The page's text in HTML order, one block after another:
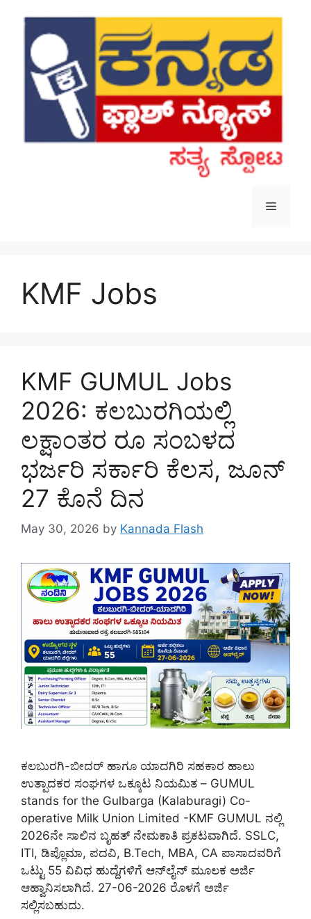
content
Menu
KMF Jobs
KMF GUMUL Jobs
2026: ಕಲಬುರಗಿಯಲ್ಲಿ
ಲಕ್ಷಾಂತರ ರೂ ಸಂಬಳದ
ಭರ್ಜರಿ ಸರ್ಕಾರಿ ಕೆಲಸ, ಜೂನ್‌
27 ಕೊನೆ ದಿನ
May 30, 2026 by Kannada Flash
ಕಲಬುರಗಿ-ಬೀದರ್ ಹಾಗೂ ಯಾದಗಿರಿ ಸಹಕಾರ ಹಾಲು
ಉತ್ಪಾದಕರ ಸಂಘಗಳ ಒಕ್ಕೂಟ ನಿಯಮಿತ – GUMUL
stands for the Gulbarga (Kalaburagi) Co-
operative Milk Union Limited -KMF GUMUL ನಲ್ಲಿ
2026ನೇ ಸಾಲಿನ ಬೃಹತ್ ನೇಮಕಾತಿ ಪ್ರಕಟವಾಗಿದೆ. SSLC,
ITI, ಡಿಪ್ಲೊಮಾ, ಪದವಿ, B.Tech, MBA, CA ಪಾಸಾದವರಿಗೆ
ಒಟ್ಟು 55 ವಿವಿಧ ಹುದ್ದೆಗಳಿಗೆ ಆನ್‌ಲೈನ್ ಮೂಲಕ ಅರ್ಜಿ
ಆಹ್ವಾನಿಸಲಾಗಿದೆ. 27-06-2026 ರೊಳಗೆ ಅರ್ಜಿ
ಸಲ್ಲಿಸಬಹುದು.